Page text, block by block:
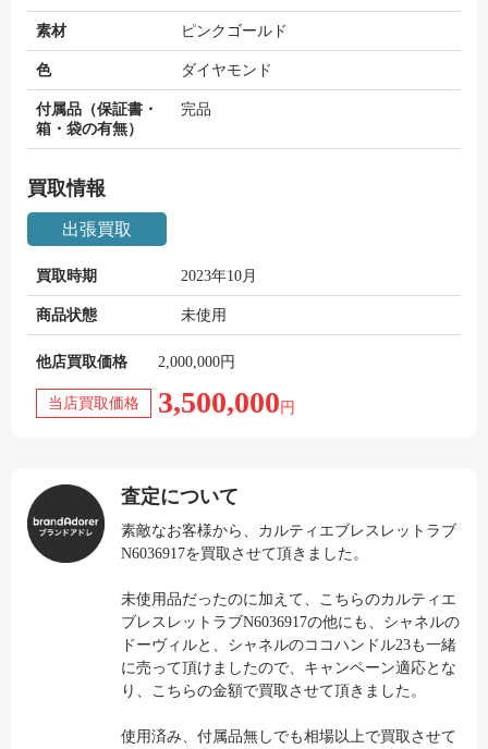
素材 ピンクゴールド
色 ダイヤモンド
付属品（保証書・
箱・袋の有無）
完品
買取情報
出張買取
買取時期 2023年10月
商品状態 未使用
他店買取価格 2,000,000円
当店買取価格 3,500,000 円
査定について
素敵なお客様から、カルティエブレスレットラブ
N6036917を買取させて頂きました。
未使用品だったのに加えて、こちらのカルティエ
ブレスレットラブN6036917の他にも、シャネルの
ドーヴィルと、シャネルのココハンドル23も一緒
に売って頂けましたので、キャンペーン適応とな
り、こちらの金額で買取させて頂きました。
使用済み、付属品無しでも相場以上で買取させて